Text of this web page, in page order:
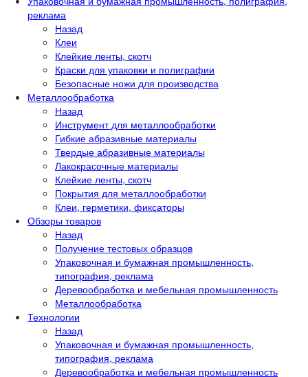
реклама
Назад
Клеи
Клейкие ленты, скотч
Краски для упаковки и полиграфии
Безопасные ножи для производства
Металлообработка
Назад
Инструмент для металлообработки
Гибкие абразивные материалы
Твердые абразивные материалы
Лакокрасочные материалы
Клейкие ленты, скотч
Покрытия для металлообработки
Клеи, герметики, фиксаторы
Обзоры товаров
Назад
Получение тестовых образцов
Упаковочная и бумажная промышленность,
типография, реклама
Деревообработка и мебельная промышленность
Металлообработка
Технологии
Назад
Упаковочная и бумажная промышленность,
типография, реклама
Деревообработка и мебельная промышленность